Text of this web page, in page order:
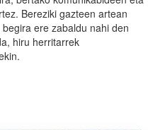
Bereziki gazteen artean
ere zabaldu nahi den
hiru herritarrek